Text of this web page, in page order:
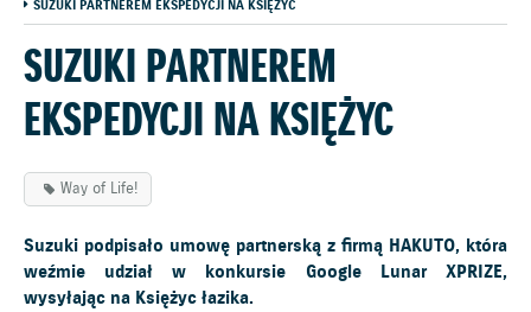
SUZUKI PARTNEREM EKSPEDYCJI NA KSIĘŻYC
SUZUKI PARTNEREM
EKSPEDYCJI NA KSIĘŻYC
Way of Life!
Suzuki podpisało umowę partnerską z firmą HAKUTO, która
weźmie udział w konkursie Google Lunar XPRIZE,
wysyłając na Księżyc łazika.